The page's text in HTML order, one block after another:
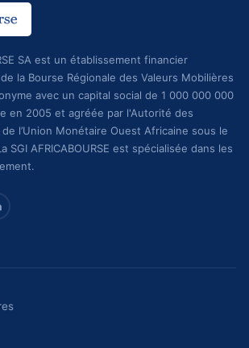
SA est un établissement financier
la Bourse Régionale des Valeurs Mobilières
avec un capital social de 1 000 000 000
en 2005 et agréée par l'Autorité des
l’Union Monétaire Ouest Africaine sous le
SGI AFRICABOURSE est spécialisée dans les